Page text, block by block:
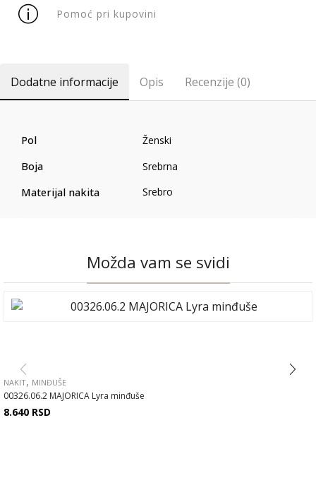
Pomoć pri kupovini
Dodatne informacije Opis Recenzije (0)
Pol Ženski
Boja Srebrna
Materijal nakita Srebro
Možda vam se svidi
NAKIT, MINĐUŠE
00326.06.2 MAJORICA Lyra minđuše
8.640 RSD